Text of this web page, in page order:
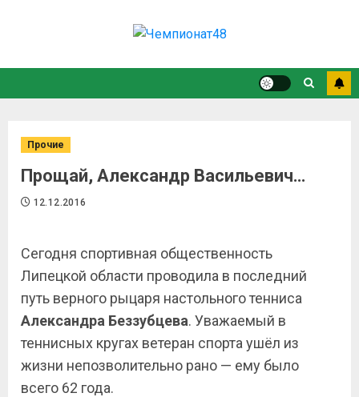
Прочие
Прощай, Александр Васильевич…
12.12.2016
Сегодня спортивная общественность
Липецкой области проводила в последний
путь верного рыцаря настольного тенниса
Александра Беззубцева. Уважаемый в
теннисных кругах ветеран спорта ушёл из
жизни непозволительно рано — ему было
всего 62 года.